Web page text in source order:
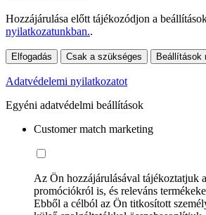
Hozzájárulása előtt tájékozódjon a
nyilatkozatunkban..
Elfogadás Csak a szükséges Beállítások
Adatvédelemi nyilatkozatot
Egyéni adatvédelmi beállítások
Customer match marketing
Az Ön hozzájárulásával tájékoztatjuk
promóciókról is, és releváns
Ebből a célból az Ön titkosított